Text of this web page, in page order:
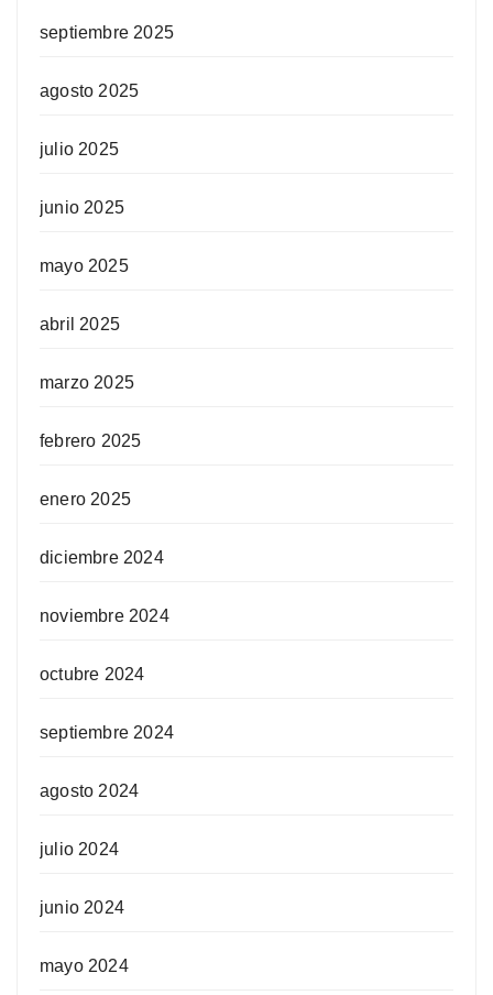
septiembre 2025
agosto 2025
julio 2025
junio 2025
mayo 2025
abril 2025
marzo 2025
febrero 2025
enero 2025
diciembre 2024
noviembre 2024
octubre 2024
septiembre 2024
agosto 2024
julio 2024
junio 2024
mayo 2024